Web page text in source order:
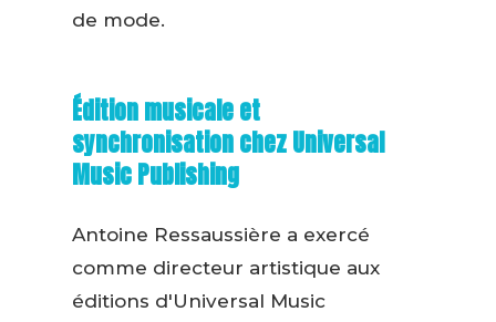
de mode.
Édition musicale et
synchronisation chez Universal
Music Publishing
Antoine Ressaussière a exercé
comme directeur artistique aux
éditions d'Universal Music